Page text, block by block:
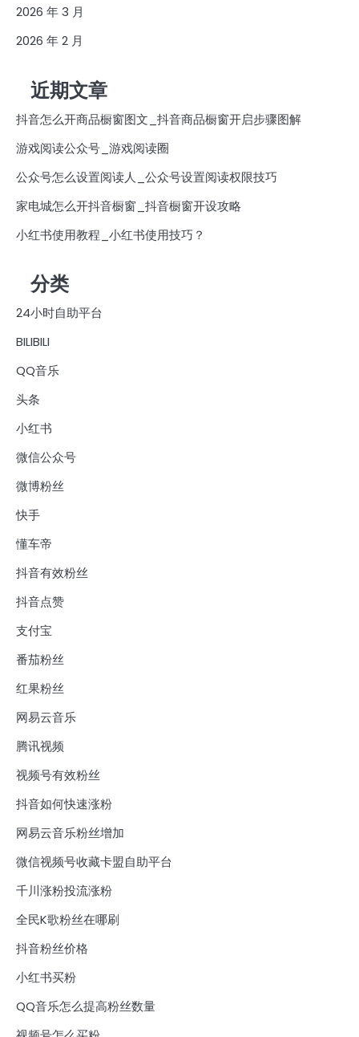
2026 年 3 月
2026 年 2 月
近期文章
抖音怎么开商品橱窗图文_抖音商品橱窗开启步骤图解
游戏阅读公众号_游戏阅读圈
公众号怎么设置阅读人_公众号设置阅读权限技巧
家电城怎么开抖音橱窗_抖音橱窗开设攻略
小红书使用教程_小红书使用技巧？
分类
24小时自助平台
BILIBILI
QQ音乐
头条
小红书
微信公众号
微博粉丝
快手
懂车帝
抖音有效粉丝
抖音点赞
支付宝
番茄粉丝
红果粉丝
网易云音乐
腾讯视频
视频号有效粉丝
抖音如何快速涨粉
网易云音乐粉丝增加
微信视频号收藏卡盟自助平台
千川涨粉投流涨粉
全民K歌粉丝在哪刷
抖音粉丝价格
小红书买粉
QQ音乐怎么提高粉丝数量